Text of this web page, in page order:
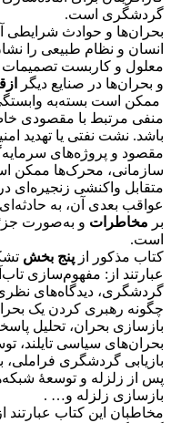
گردشگری است.
بحران‌ها و حوادث شرایطی
انسان و نظام طبیعی را
معلول و کاربست تصمیمات
و بحران‌ها در صنایع دیگر
ممکن است بسته‌به وابستگی
منفی مرتبط با مقصودی
باشد. نشت نفتی یا تهدید
مقصود و پروژه‌های
سازمانی، محرک‌ها ممکن
متقابل واکنشی زنجیره‌ای
عواقب بعدی آن، به
بر مخاطرات و به‌صورت
است.
کتاب مذکور از پنج بخش
عبارتند از: مفهوم‌سازی
گردشگری، دیدگاه‌های
چگونه رهبری کردن یک
بازسازی بحران، تحلیل
بحران‌های سیاسی تایلند،
بازیابی گردشگری فراملی،
پس از زلزله و توسعۀ
بازسازی زلزله و… .
مخاطبان این کتاب